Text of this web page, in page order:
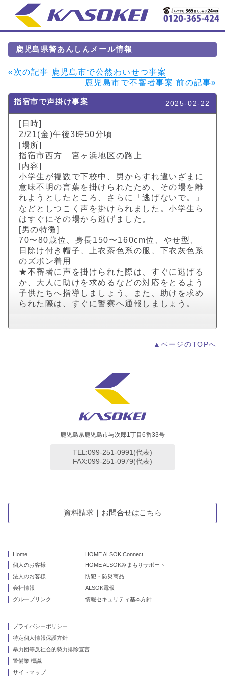
鹿児島県警あんしんメール情報
«次の記事 鹿児島市で公然わいせつ事案
鹿児島市で不審者事案 前の記事»
指宿市で声掛け事案 2025-02-22
[日時]
2/21(金)午後3時50分頃
[場所]
指宿市西方 宮ヶ浜地区の路上
[内容]
小学生が複数で下校中、男からすれ違いざまに
意味不明の言葉を掛けられたため、その場を離
れようとしたところ、さらに「逃げないで。」
などとしつこく声を掛けられました。小学生ら
はすぐにその場から逃げました。
[男の特徴]
70〜80歳位、身長150〜160cm位、やせ型、
日除け付き帽子、上衣茶色系の服、下衣灰色系
のズボン着用
★不審者に声を掛けられた際は、すぐに逃げる
か、大人に助けを求めるなどの対応をとるよう
子供たちへ指導しましょう。また、助けを求め
られた際は、すぐに警察へ通報しましょう。
▲ページのTOPへ
鹿児島県鹿児島市与次郎1丁目6番33号
TEL:099-251-0991(代表)
FAX:099-251-0979(代表)
資料請求｜お問合せはこちら
Home
個人のお客様
法人のお客様
会社情報
グループリンク
HOME ALSOK Connect
HOME ALSOKみまもりサポート
防犯・防災商品
ALSOK電報
情報セキュリティ基本方針
プライバシーポリシー
特定個人情報保護方針
暴力団等反社会的勢力排除宣言
警備業 標識
サイトマップ